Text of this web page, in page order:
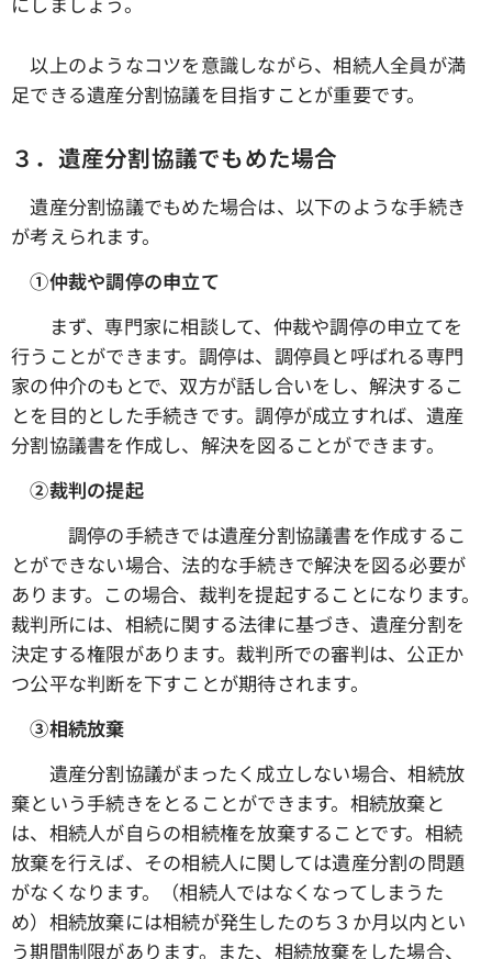
以上のようなコツを意識しながら、相続人全員が満
足できる遺産分割協議を目指すことが重要です。
３．遺産分割協議でもめた場合
遺産分割協議でもめた場合は、以下のような手続き
が考えられます。
①仲裁や調停の申立て
まず、専門家に相談して、仲裁や調停の申立てを
行うことができます。調停は、調停員と呼ばれる専門
家の仲介のもとで、双方が話し合いをし、解決するこ
とを目的とした手続きです。調停が成立すれば、遺産
分割協議書を作成し、解決を図ることができます。
➁裁判の提起
調停の手続きでは遺産分割協議書を作成するこ
とができない場合、法的な手続きで解決を図る必要が
あります。この場合、裁判を提起することになります。
裁判所には、相続に関する法律に基づき、遺産分割を
決定する権限があります。裁判所での審判は、公正か
つ公平な判断を下すことが期待されます。
③相続放棄
遺産分割協議がまったく成立しない場合、相続放
棄という手続きをとることができます。相続放棄と
は、相続人が自らの相続権を放棄することです。相続
放棄を行えば、その相続人に関しては遺産分割の問題
がなくなります。（相続人ではなくなってしまうた
め）相続放棄には相続が発生したのち３か月以内とい
う期間制限があります。また、相続放棄をした場合、